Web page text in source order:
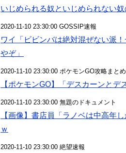
いじめられる奴といじめられない奴
2020-11-10 23:30:00 GOSSIP速報
ワイ「ビビンバは絶対混ぜない派
やぞ」
2020-11-10 23:30:00 ポケモンGO攻略まとめ
【ポケモンGO】「デスカーンと
2020-11-10 23:30:00 無題のドキュメント
【画像】書店員「ラノベは中高年
ｗ
2020-11-10 23:30:00 絶望速報